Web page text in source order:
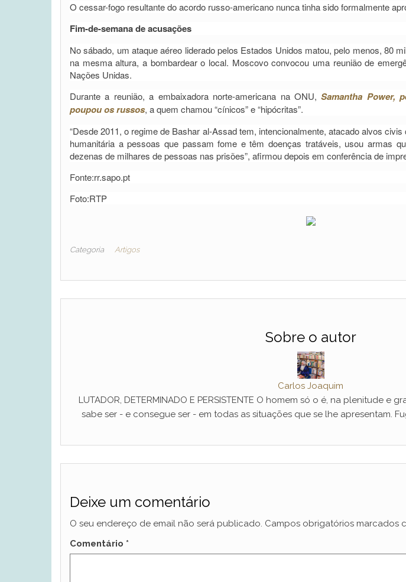
O cessar-fogo resultante do acordo russo-americano nunca tinha sido formalmente
Fim-de-semana de acusações
No sábado, um ataque aéreo liderado pelos Estados Unidos matou, pelo menos, 80
na mesma altura, a bombardear o local. Moscovo convocou uma reunião de
Nações Unidas.
Durante a reunião, a embaixadora norte-americana na ONU,Samantha Power,
poupou os russos, a quem chamou “cínicos” e “hipócritas”.
“Desde 2011, o regime de Bashar al-Assad tem, intencionalmente, atacado alvos
humanitária a pessoas que passam fome e têm doenças tratáveis, usou armas
dezenas de milhares de pessoas nas prisões”, afirmou depois em conferência de
Fonte:rr.sapo.pt
Foto:RTP
Categoria Artigos
Sobre o autor
Carlos Joaquim
LUTADOR, DETERMINADO E PERSISTENTE O homem só o é, na plenitude
sabe ser - e consegue ser - em todas as situações que se lhe apresentam.
Deixe um comentário
O seu endereço de email não será publicado. Campos obrigatórios marcados
Comentário *